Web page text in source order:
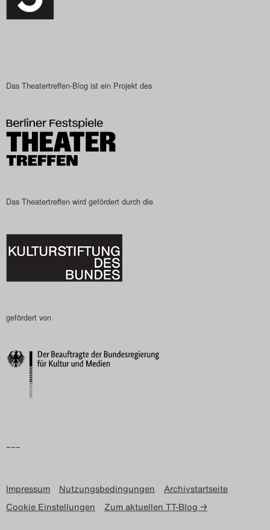
Das Theatertreffen-Blog ist ein Projekt des
Das Theatertreffen wird gefördert durch die
gefördert von
–––
Impressum Nutzungsbedingungen
Archivstartseite
Cookie Einstellungen
Zum aktuellen TT-Blog →